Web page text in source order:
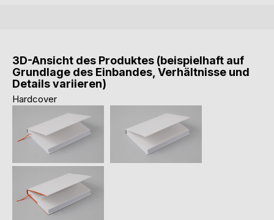
3D-Ansicht des Produktes (beispielhaft auf
Grundlage des Einbandes, Verhältnisse und
Details variieren)
Hardcover